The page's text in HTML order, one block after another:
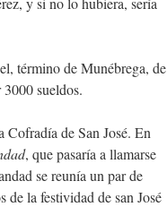
de Munébrega, de
sueldos.
Cofradía de San José. En
, que pasaría a llamarse
se reunía un par de
de la festividad de san José